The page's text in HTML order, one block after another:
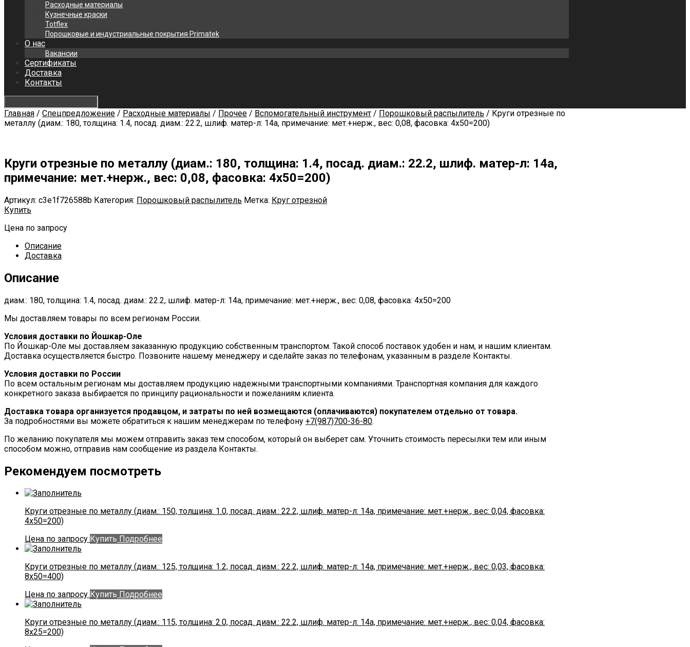
Расходные материалы
Кузнечные краски
Totflex
Порошковые и индустриальные покрытия Primatek
О нас
Вакансии
Сертификаты
Доставка
Контакты
Главная / Спецпредложение / Расходные материалы / Прочее / Вспомогательный инструмент / Порошковый распылитель / Круги отрезные по
металлу (диам.: 180, толщина: 1.4, посад. диам.: 22.2, шлиф. матер-л: 14а, примечание: мет.+нерж., вес: 0,08, фасовка: 4х50=200)
Круги отрезные по металлу (диам.: 180, толщина: 1.4, посад. диам.: 22.2, шлиф. матер-л: 14а,
примечание: мет.+нерж., вес: 0,08, фасовка: 4х50=200)
Артикул: c3e1f726588b Категория: Порошковый распылитель Метка: Круг отрезной
Купить
Цена по запросу
Описание
Доставка
Описание
диам.: 180, толщина: 1.4, посад. диам.: 22.2, шлиф. матер-л: 14а, примечание: мет.+нерж., вес: 0,08, фасовка: 4х50=200
Мы доставляем товары по всем регионам России.
Условия доставки по Йошкар-Оле
По Йошкар-Оле мы доставляем заказанную продукцию собственным транспортом. Такой способ поставок удобен и нам, и нашим клиентам.
Доставка осуществляется быстро. Позвоните нашему менеджеру и сделайте заказ по телефонам, указанным в разделе Контакты.
Условия доставки по России
По всем остальным регионам мы доставляем продукцию надежными транспортными компаниями. Транспортная компания для каждого
конкретного заказа выбирается по принципу рациональности и пожеланиям клиента.
Доставка товара организуется продавцом, и затраты по ней возмещаются (оплачиваются) покупателем отдельно от товара.
За подробностями вы можете обратиться к нашим менеджерам по телефону +7(987)700-36-80.
По желанию покупателя мы можем отправить заказ тем способом, который он выберет сам. Уточнить стоимость пересылки тем или иным
способом можно, отправив нам сообщение из раздела Контакты.
Рекомендуем посмотреть
Круги отрезные по металлу (диам.: 150, толщина: 1.0, посад. диам.: 22.2, шлиф. матер-л: 14а, примечание: мет.+нерж., вес: 0,04, фасовка:
4х50=200)
Цена по запросу Купить Подробнее
Круги отрезные по металлу (диам.: 125, толщина: 1.2, посад. диам.: 22.2, шлиф. матер-л: 14а, примечание: мет.+нерж., вес: 0,03, фасовка:
8х50=400)
Цена по запросу Купить Подробнее
Круги отрезные по металлу (диам.: 115, толщина: 2.0, посад. диам.: 22.2, шлиф. матер-л: 14а, примечание: мет.+нерж., вес: 0,04, фасовка:
8х25=200)